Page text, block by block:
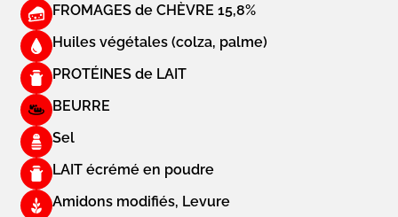
FROMAGES de CHÈVRE 15,8%
Huiles végétales (colza, palme)
PROTÉINES de LAIT
BEURRE
Sel
LAIT écrémé en poudre
Amidons modifiés, Levure